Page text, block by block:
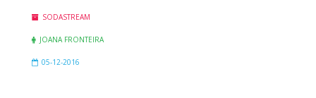
SODASTREAM
JOANA FRONTEIRA
05-12-2016